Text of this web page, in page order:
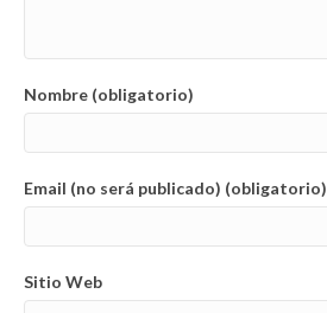
Nombre (obligatorio)
Email (no será publicado) (obligatorio)
Sitio Web